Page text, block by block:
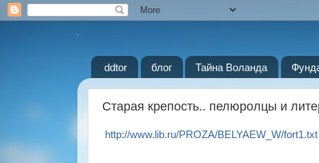
ddtor блог Тайна Воланда
Старая крепость.. пелюролцы и
http://www.lib.ru/PROZA/BELYAEW_W/fort1.txt